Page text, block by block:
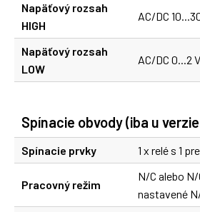
Napäťový rozsah
HIGH
AC/DC
Napäťový rozsah
LOW
AC/DC 0...2 V
Spínacie obvody (iba u
Spínacie prvky 1 x relé s 1
Pracovný režim
N/C alebo
nastavené